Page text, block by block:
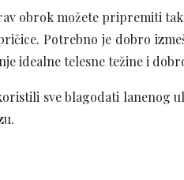
obrok možete pripremiti
Potrebno je dobro
idealne telesne težine i
sve blagodati lanenog